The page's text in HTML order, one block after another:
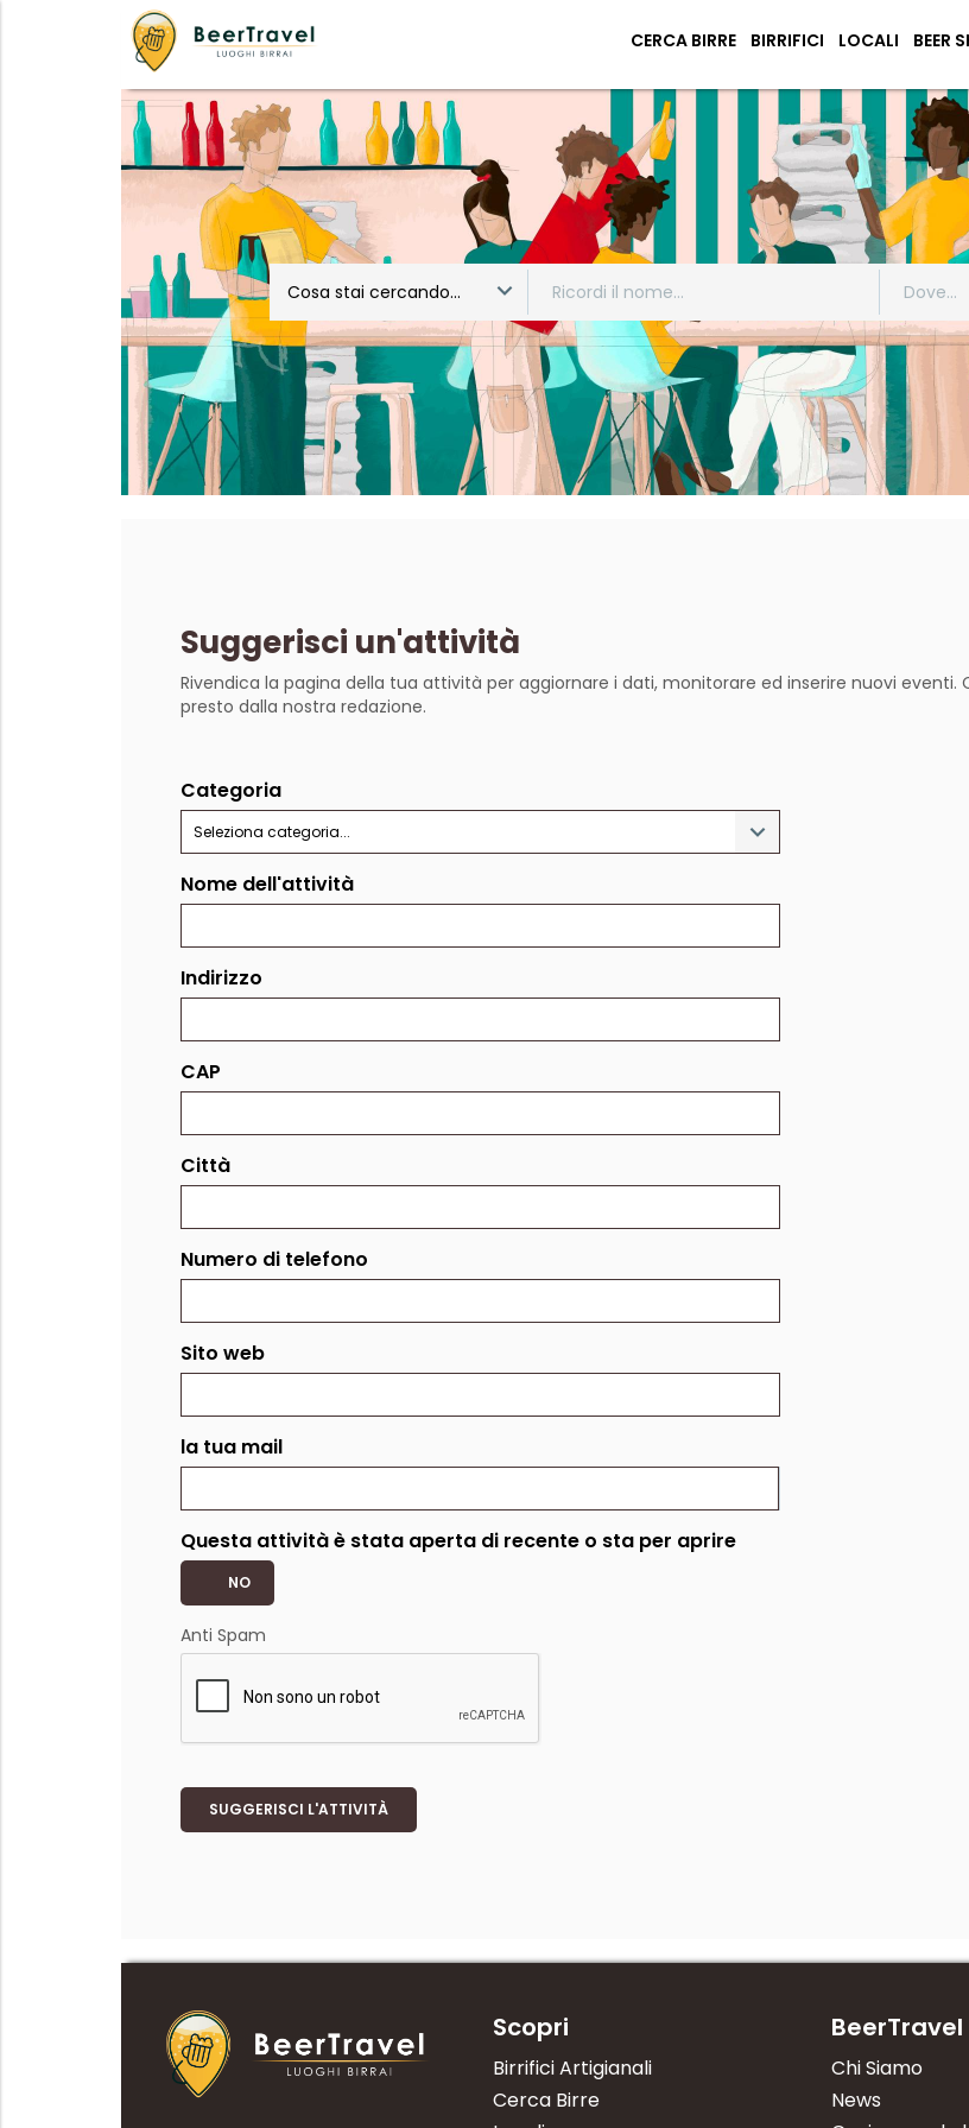
CERCA BIRRE BIRRIFICI LOCALI BEER
Cosa stai cercando...
Suggerisci un'attività
Rivendica la pagina della tua attività per aggiornare i dati, monitorare ed inserire nuovi
presto dalla nostra redazione.
Categoria
Seleziona categoria...
Nome dell'attività
Indirizzo
CAP
Città
Numero di telefono
Sito web
la tua mail
Questa attività è stata aperta di recente o sta per aprire
NO
Anti Spam
SUGGERISCI L'ATTIVITÀ
Scopri
Birrifici Artigianali
Cerca Birre
BeerTravel
Chi Siamo
News